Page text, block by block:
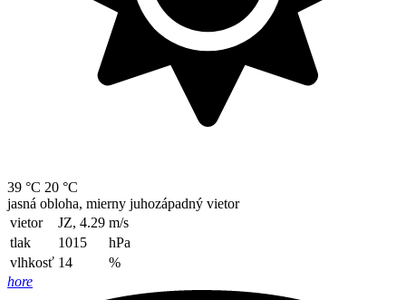
39 °C 20 °C
jasná obloha, mierny juhozápadný vietor
vietor
JZ, 4.29 m/s
tlak
1015
hPa
vlhkosť 14
%
hore